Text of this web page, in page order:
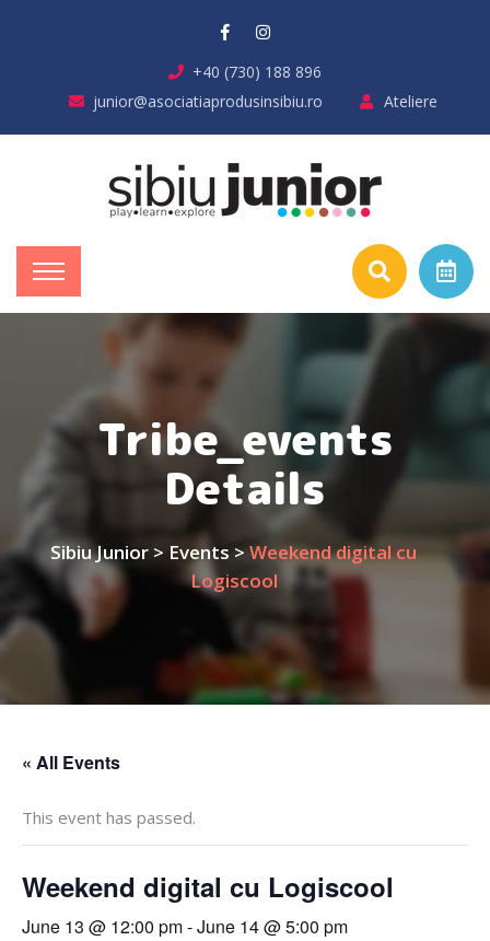
+40 (730) 188 896
junior@asociatiaprodusinsibiu.ro
Ateliere
Tribe_events
Details
Sibiu Junior > Events > Weekend digital cu
Logiscool
« All Events
This event has passed.
Weekend digital cu Logiscool
June 13 @ 12:00 pm-June 14 @ 5:00 pm